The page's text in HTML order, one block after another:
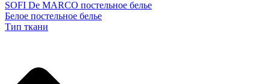
SOFI De MARCO постельное белье
Белое постельное белье
Тип ткани